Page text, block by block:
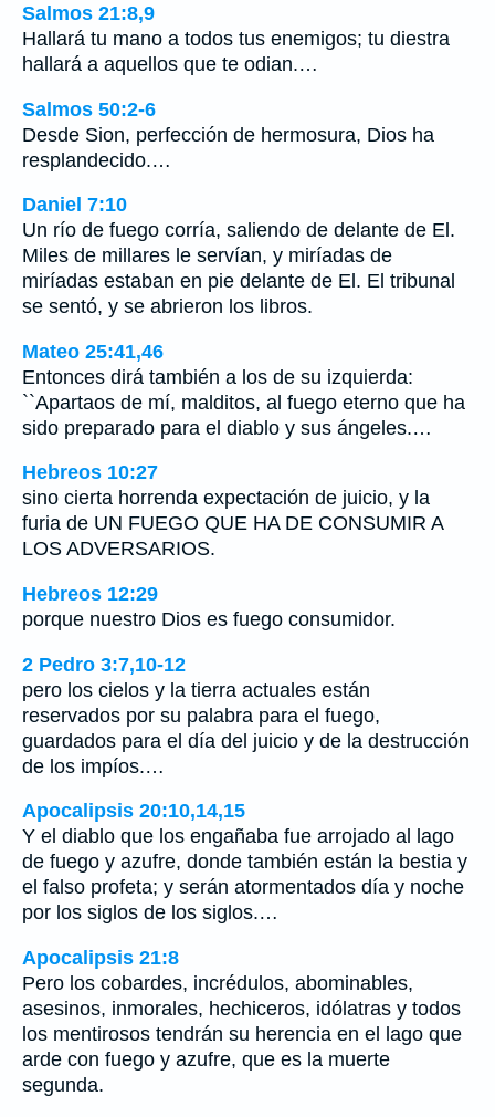
Salmos 21:8,9
Hallará tu mano a todos tus enemigos; tu diestra
hallará a aquellos que te odian.…
Salmos 50:2-6
Desde Sion, perfección de hermosura, Dios ha
resplandecido.…
Daniel 7:10
Un río de fuego corría, saliendo de delante de El.
Miles de millares le servían, y miríadas de
miríadas estaban en pie delante de El. El tribunal
se sentó, y se abrieron los libros.
Mateo 25:41,46
Entonces dirá también a los de su izquierda:
``Apartaos de mí, malditos, al fuego eterno que ha
sido preparado para el diablo y sus ángeles.…
Hebreos 10:27
sino cierta horrenda expectación de juicio, y la
furia de UN FUEGO QUE HA DE CONSUMIR A
LOS ADVERSARIOS.
Hebreos 12:29
porque nuestro Dios es fuego consumidor.
2 Pedro 3:7,10-12
pero los cielos y la tierra actuales están
reservados por su palabra para el fuego,
guardados para el día del juicio y de la destrucción
de los impíos.…
Apocalipsis 20:10,14,15
Y el diablo que los engañaba fue arrojado al lago
de fuego y azufre, donde también están la bestia y
el falso profeta; y serán atormentados día y noche
por los siglos de los siglos.…
Apocalipsis 21:8
Pero los cobardes, incrédulos, abominables,
asesinos, inmorales, hechiceros, idólatras y todos
los mentirosos tendrán su herencia en el lago que
arde con fuego y azufre, que es la muerte
segunda.